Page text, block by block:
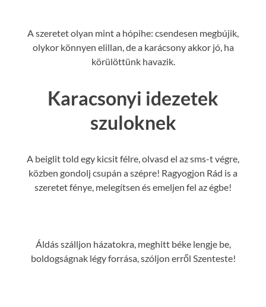
A szeretet olyan mint a hópihe: csendesen megbújik,
olykor könnyen elillan, de a karácsony akkor jó, ha
körülöttünk havazik.
Karacsonyi idezetek
szuloknek
A beiglit told egy kicsit félre, olvasd el az sms-t végre,
közben gondolj csupán a szépre! Ragyogjon Rád is a
szeretet fénye, melegítsen és emeljen fel az égbe!
Áldás szálljon házatokra, meghitt béke lengje be,
boldogságnak légy forrása, szóljon erről Szenteste!